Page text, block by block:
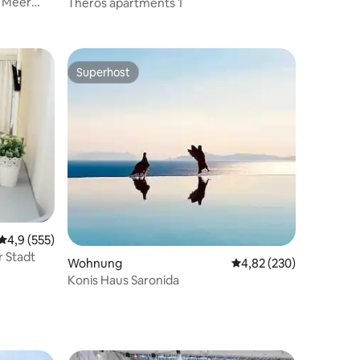
Bewertungen
Bewertung: 4,9 von 5, 555 Bewertungen
4,9 (555)
Stadt
Superhost
Superhost
Wohnung Durchschnittliche
4,82 (230)
Konis Haus Saronida